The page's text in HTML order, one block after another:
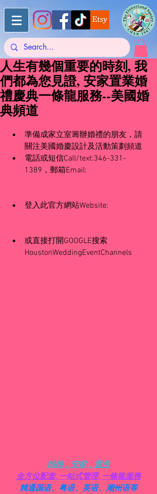
人生有幾個重要的時刻, 我
們都為您見證, 安家置業婚
禮慶典一條龍服務--美國婚
典頻道
準備成家立室籌辦婚禮的朋友，請
關注美國婚慶設計及活動策劃頻道
電話或短信Call/text:346-331-
1389，郵箱Email:
登入此官方網站Website:
或直接打開GOOGLE搜索
HoustonWeddingEventChannels​
结婚，安家，置业
全方位配套, 一站式管理, 一條龍服務
精通国语、粤语、英语、潮州语等